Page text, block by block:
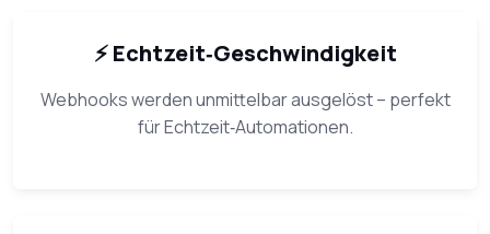
⚡ Echtzeit‑Geschwindigkeit
Webhooks werden unmittelbar ausgelöst – perfekt
für Echtzeit‑Automationen.